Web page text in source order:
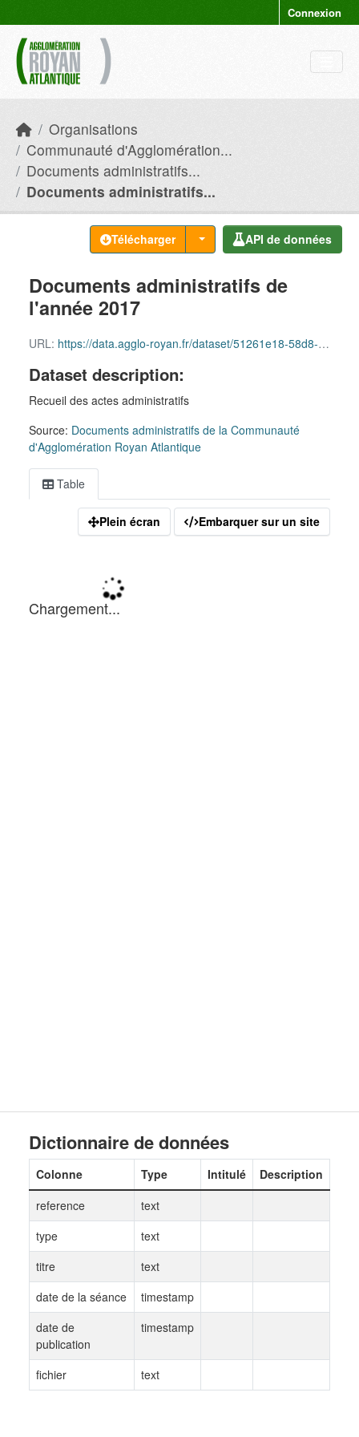
Connexion
Organisations
Communauté d'Agglomération...
Documents administratifs...
Documents administratifs...
Télécharger API de données
Documents administratifs de
l'année 2017
URL: https://data.agglo-royan.fr/dataset/51261e18-58d8-4fe4-9954-a6aa554f880a/resource/149ae3e1-4889-4049-820d-f2045b487e20/download/documents_administratifs_2017.csv
Dataset description:
Recueil des actes administratifs
Source: Documents administratifs de la Communauté
d'Agglomération Royan Atlantique
Table
Plein écran Embarquer sur un site
Dictionnaire de données
Colonne Type Intitulé
Description
reference
text
type
text
titre
text
date de la séance
timestamp
date de
publication
timestamp
fichier text